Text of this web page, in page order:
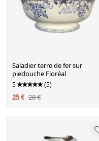
Saladier terre de fer sur
piedouche Floréal
5 (5)
25 € 28 €